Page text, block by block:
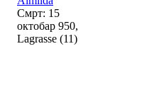
Смрт: 15
октобар 950,
Lagrasse (11)